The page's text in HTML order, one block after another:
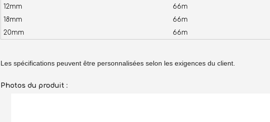
12mm
66m
18mm
66m
20mm
66m
Les spécifications peuvent être personnalisées selon les exigences du client.
Photos du produit :